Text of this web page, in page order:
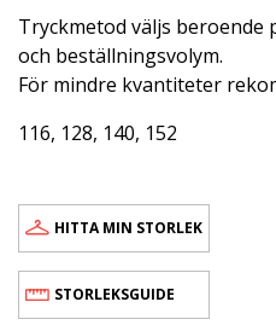
Tryckmetod väljs beroende
och beställningsvolym.
För mindre kvantiteter
116, 128, 140, 152
HITTA MIN STORLEK
STORLEKSGUIDE